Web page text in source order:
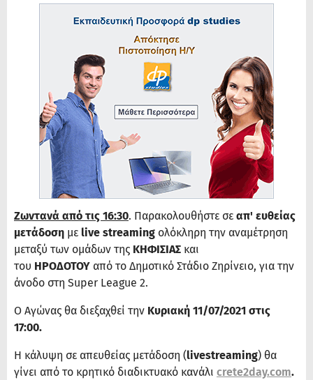
Ζωντανά από τις 16:30. Παρακολουθήστε σε απ' ευθείας
μετάδοση με live streaming ολόκληρη την αναμέτρηση
μεταξύ των ομάδων της ΚΗΦΙΣΙΑΣ και
του ΗΡΟΔΟΤΟΥ από το Δημοτικό Στάδιο Ζηρίνειο, για την
άνοδο στη Super League 2.
Ο Αγώνας θα διεξαχθεί την Κυριακή 11/07/2021 στις
17:00.
Η κάλυψη σε απευθείας μετάδοση (livestreaming) θα
γίνει από το κρητικό διαδικτυακό κανάλι crete2day.com.